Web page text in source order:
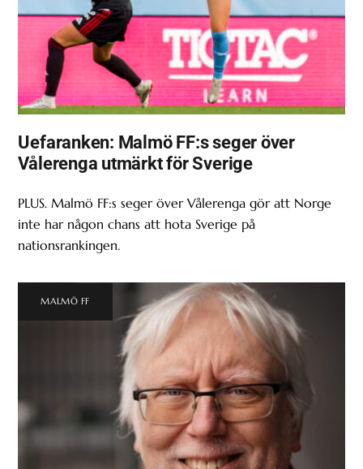
Uefaranken: Malmö FF:s seger över
Vålerenga utmärkt för Sverige
PLUS. Malmö FF:s seger över Vålerenga gör att Norge
inte har någon chans att hota Sverige på
nationsrankingen.
MALMÖ FF